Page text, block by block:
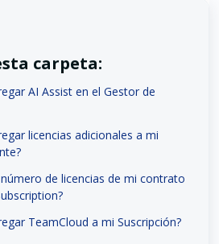
carpeta:
AI Assist en el Gestor de
licencias adicionales a mi
de licencias de mi contrato
TeamCloud a mi Suscripción?